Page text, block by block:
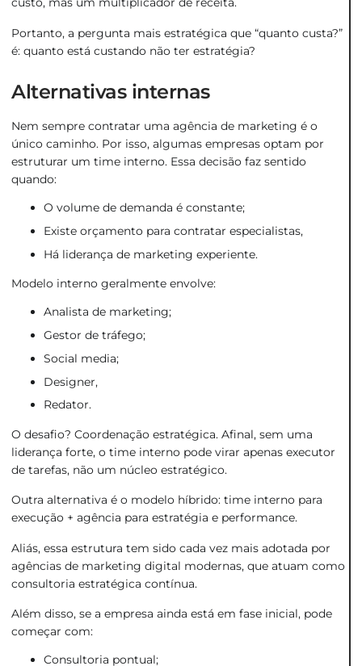
Portanto, a pergunta mais estratégica que “quanto custa?”
é: quanto está custando não ter estratégia?
Alternativas internas
Nem sempre contratar uma agência de marketing é o
único caminho. Por isso, algumas empresas optam por
estruturar um time interno. Essa decisão faz sentido
quando:
O volume de demanda é constante;
Existe orçamento para contratar especialistas,
Há liderança de marketing experiente.
Modelo interno geralmente envolve:
Analista de marketing;
Gestor de tráfego;
Social media;
Designer,
Redator.
O desafio? Coordenação estratégica. Afinal, sem uma
liderança forte, o time interno pode virar apenas executor
de tarefas, não um núcleo estratégico.
Outra alternativa é o modelo híbrido: time interno para
execução + agência para estratégia e performance.
Aliás, essa estrutura tem sido cada vez mais adotada por
agências de marketing digital modernas, que atuam como
consultoria estratégica contínua.
Além disso, se a empresa ainda está em fase inicial, pode
começar com:
Consultoria pontual;